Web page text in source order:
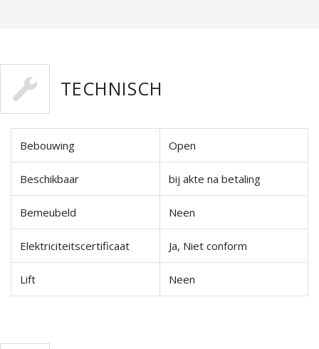
TECHNISCH
Bebouwing Open
Beschikbaar bij akte na betaling
Bemeubeld Neen
Elektriciteitscertificaat Ja, Niet conform
Lift Neen